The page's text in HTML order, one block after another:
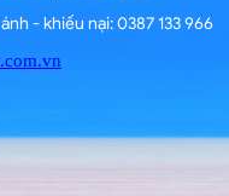
- khiếu nại: 0387 133 966